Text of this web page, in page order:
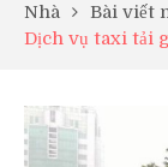
Nhà
Bài viết
Dịch vụ taxi tải